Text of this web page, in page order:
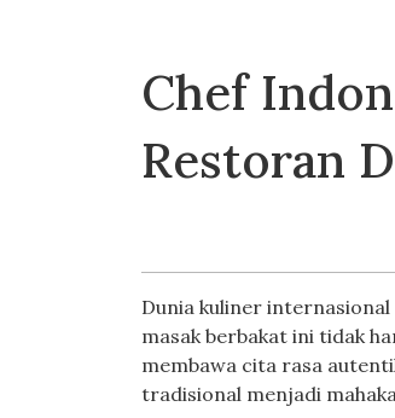
Chef
Restoran
Dunia kuliner
masak berbakat ini tidak
membawa cita rasa
tradisional menjadi